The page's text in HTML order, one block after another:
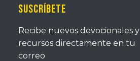
Suscríbete
Recibe nuevos devocionales y
recursos directamente en tu
correo